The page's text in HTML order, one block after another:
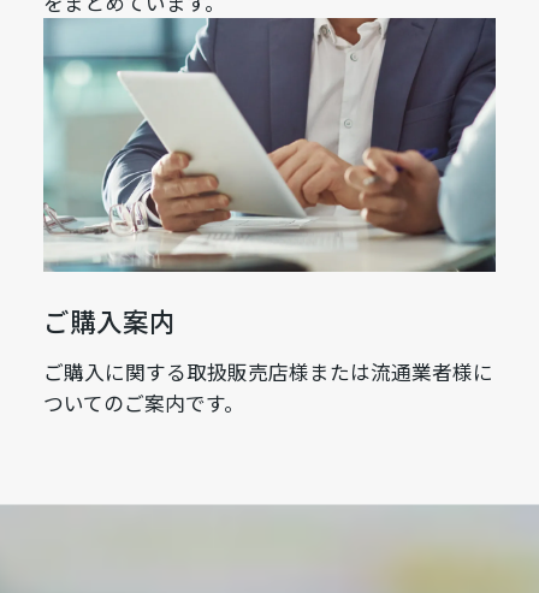
ご購入案内
ご購入に関する取扱販売店様または流通業者様に
ついてのご案内です。